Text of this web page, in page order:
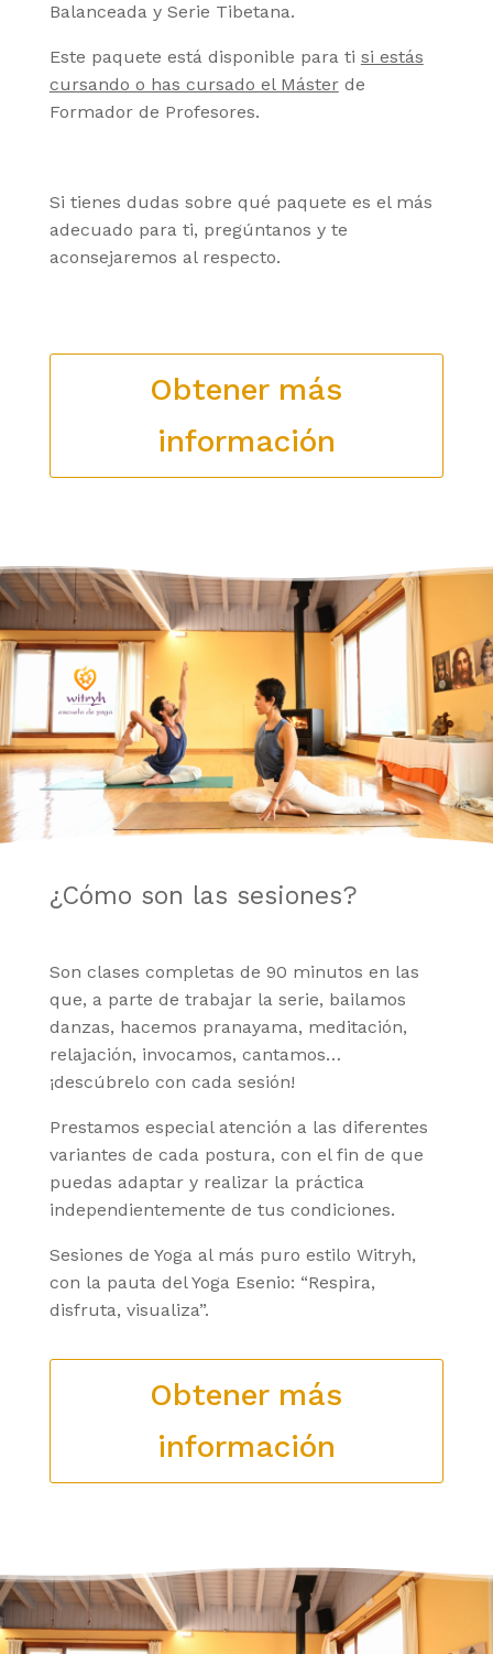
Balanceada y Serie Tibetana.
Este paquete está disponible para ti si estás
cursando o has cursado el Másterde
Formador de Profesores.
Si tienes dudas sobre qué paquete es el más
adecuado para ti, pregúntanos y te
aconsejaremos al respecto.
Obtener más
información
¿Cómo son las sesiones?
Son clases completas de 90 minutos en las
que, a parte de trabajar la serie, bailamos
danzas, hacemos pranayama, meditación,
relajación, invocamos, cantamos…
¡descúbrelo con cada sesión!
Prestamos especial atención a las diferentes
variantes de cada postura, con el fin de que
puedas adaptar y realizar la práctica
independientemente de tus condiciones.
Sesiones de Yoga al más puro estilo Witryh,
con la pauta del Yoga Esenio: “Respira,
disfruta, visualiza”.
Obtener más
información